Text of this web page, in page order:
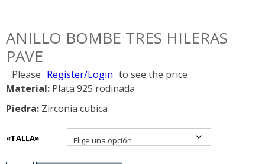
ANILLO BOMBE TRES HILERAS
PAVE
Please Register/Login to see the price
Material: Plata 925 rodinada
Piedra: Zirconia cubica
«TALLA»